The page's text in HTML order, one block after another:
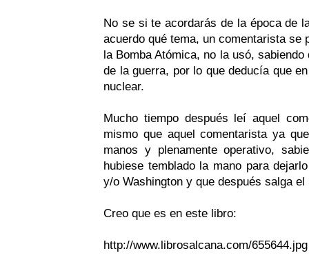
No se si te acordarás de la época de
acuerdo qué tema, un comentarista se
la Bomba Atómica, no la usó,
de la guerra, por lo que deducía que
nuclear.
Mucho tiempo después leí aquel
mismo que aquel comentarista ya
manos y plenamente operativo,
hubiese temblado la mano para
y/o Washington y que después salga
Creo que es en este libro:
http://www.librosalcana.com/655644.jpg